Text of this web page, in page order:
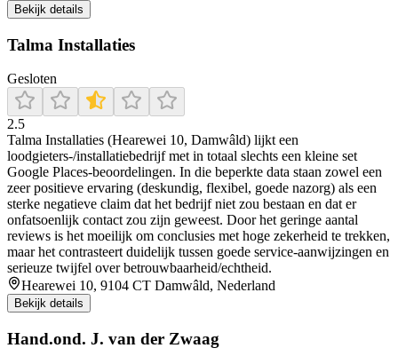
Bekijk details
Talma Installaties
Gesloten
2.5
Talma Installaties (Hearewei 10, Damwâld) lijkt een
loodgieters-/installatiebedrijf met in totaal slechts een kleine set
Google Places-beoordelingen. In die beperkte data staan zowel een
zeer positieve ervaring (deskundig, flexibel, goede nazorg) als een
sterke negatieve claim dat het bedrijf niet zou bestaan en dat er
onfatsoenlijk contact zou zijn geweest. Door het geringe aantal
reviews is het moeilijk om conclusies met hoge zekerheid te trekken,
maar het contrasteert duidelijk tussen goede service-aanwijzingen en
serieuze twijfel over betrouwbaarheid/echtheid.
Hearewei 10, 9104 CT Damwâld, Nederland
Bekijk details
Hand.ond. J. van der Zwaag